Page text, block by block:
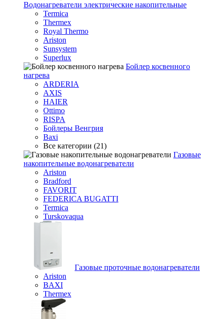
Водонагреватели электрические накопительные
Termica
Thermex
Royal Thermo
Ariston
Sunsystem
Superlux
Бойлер косвенного
нагрева
ARDERIA
AXIS
HAIER
Ottimo
RISPA
Бойлеры Венгрия
Baxi
Все категории (21)
Газовые
накопительные водонагреватели
Ariston
Bradford
FAVORIT
FEDERICA BUGATTI
Termica
Turskovaqua
Газовые проточные водонагреватели
Ariston
BAXI
Thermex